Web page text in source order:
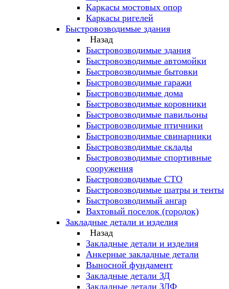
Каркасы мостовых опор
Каркасы ригелей
Быстровозводимые здания
Назад
Быстровозводимые здания
Быстровозводимые автомойки
Быстровозводимые бытовки
Быстровозводимые гаражи
Быстровозводимые дома
Быстровозводимые коровники
Быстровозводимые павильоны
Быстровозводимые птичники
Быстровозводимые свинарники
Быстровозводимые склады
Быстровозводимые спортивные
сооружения
Быстровозводимые СТО
Быстровозводимые шатры и тенты
Быстровозводимый ангар
Вахтовый поселок (городок)
Закладные детали и изделия
Назад
Закладные детали и изделия
Анкерные закладные детали
Выносной фундамент
Закладные детали ЗД
Закладные детали ЗДФ